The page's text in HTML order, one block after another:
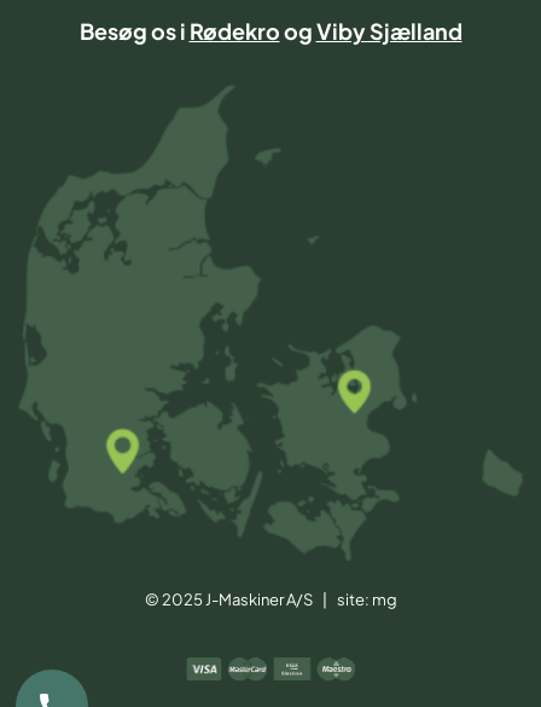
Besøg os i RødekroogViby Sjælland
© 2025 J-Maskiner A/S | site: mg